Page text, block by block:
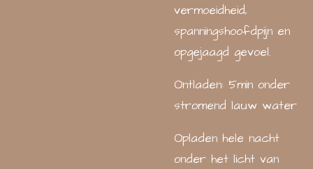
vermoeidheid,
spanningshoofdpijn en
opgejaagd gevoel.
Ontladen: 5min onder
stromend lauw water
Opladen hele nacht
onder het licht van